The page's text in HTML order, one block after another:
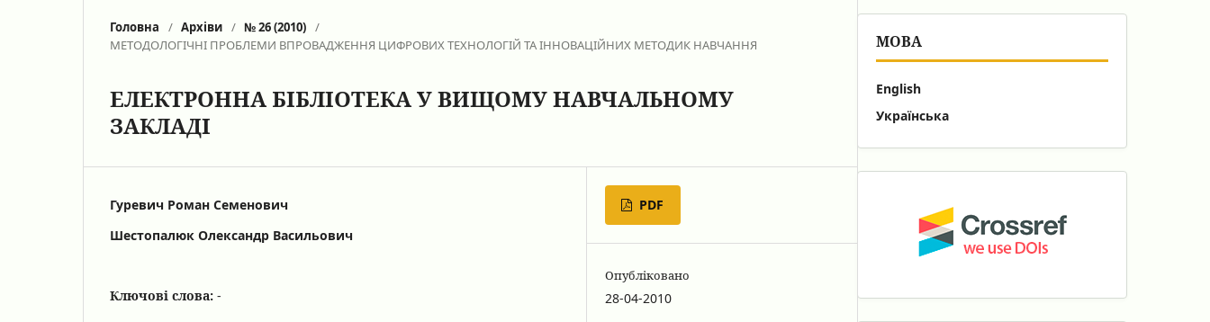
Головна / Архіви / № 26 (2010) /
МЕТОДОЛОГІЧНІ ПРОБЛЕМИ ВПРОВАДЖЕННЯ ЦИФРОВИХ ТЕХНОЛОГІЙ ТА ІННОВАЦІЙНИХ МЕТОДИК НАВЧАННЯ
ЕЛЕКТРОННА БІБЛІОТЕКА У ВИЩОМУ НАВЧАЛЬНОМУ
ЗАКЛАДІ
Гуревич Роман Семенович
Шестопалюк Олександр Васильович
Ключові слова: -
PDF
Опубліковано
28-04-2010
МОВА
English
Українська